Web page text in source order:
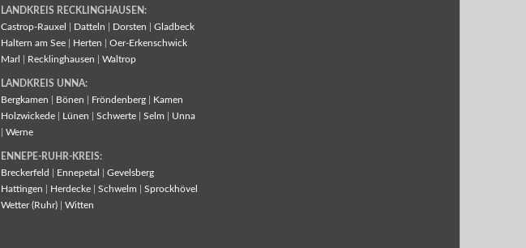
LANDKREIS RECKLINGHAUSEN:
Castrop-Rauxel
Datteln Dorsten
Gladbeck
Haltern am See
Herten
Oer-Erkenschwick
Marl
Recklinghausen Waltrop
LANDKREIS UNNA:
Bergkamen
Bönen Fröndenberg
Kamen
Holzwickede
Lünen Schwerte Selm
Unna
Werne
ENNEPE-RUHR-KREIS:
Breckerfeld
Ennepetal
Gevelsberg
Hattingen
Herdecke Schwelm
Sprockhövel
Wetter (Ruhr)
Witten